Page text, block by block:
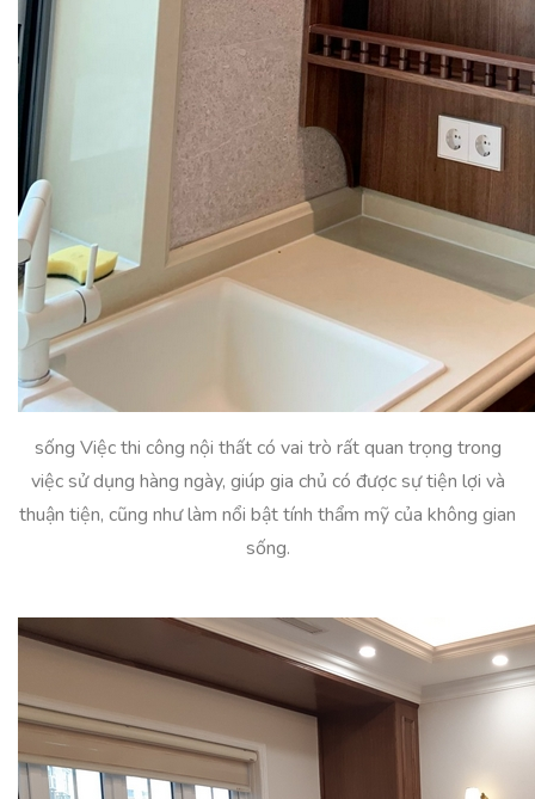
sống Việc thi công nội thất có vai trò rất quan trọng trong
việc sử dụng hàng ngày, giúp gia chủ có được sự tiện lợi và
thuận tiện, cũng như làm nổi bật tính thẩm mỹ của không gian
sống.